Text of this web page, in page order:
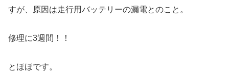
すが、原因は走行用バッテリーの漏電とのこと。
修理に3週間！！
とほほです。